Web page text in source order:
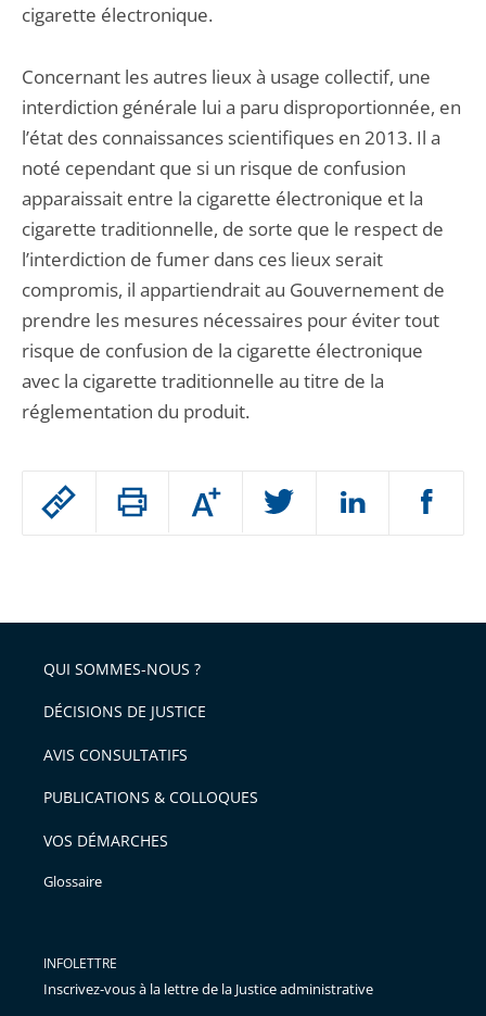
Passer
arriver
après
Augmenter
ou
l'article
pour
avant
cigarette électronique.
Concernant les autres lieux à usage collectif, une
interdiction générale lui a paru disproportionnée, en
l’état des connaissances scientifiques en 2013. Il a
noté cependant que si un risque de confusion
apparaissait entre la cigarette électronique et la
cigarette traditionnelle, de sorte que le respect de
l’interdiction de fumer dans ces lieux serait
compromis, il appartiendrait au Gouvernement de
prendre les mesures nécessaires pour éviter tout
risque de confusion de la cigarette électronique
avec la cigarette traditionnelle au titre de la
réglementation du produit.
QUI SOMMES-NOUS ?
DÉCISIONS DE JUSTICE
AVIS CONSULTATIFS
PUBLICATIONS & COLLOQUES
VOS DÉMARCHES
Glossaire
INFOLETTRE
Inscrivez-vous à la lettre de la Justice administrative